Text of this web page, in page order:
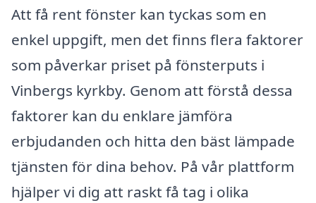
Att få rent fönster kan tyckas som en
enkel uppgift, men det finns flera faktorer
som påverkar priset på fönsterputs i
Vinbergs kyrkby. Genom att förstå dessa
faktorer kan du enklare jämföra
erbjudanden och hitta den bäst lämpade
tjänsten för dina behov. På vår plattform
hjälper vi dig att raskt få tag i olika